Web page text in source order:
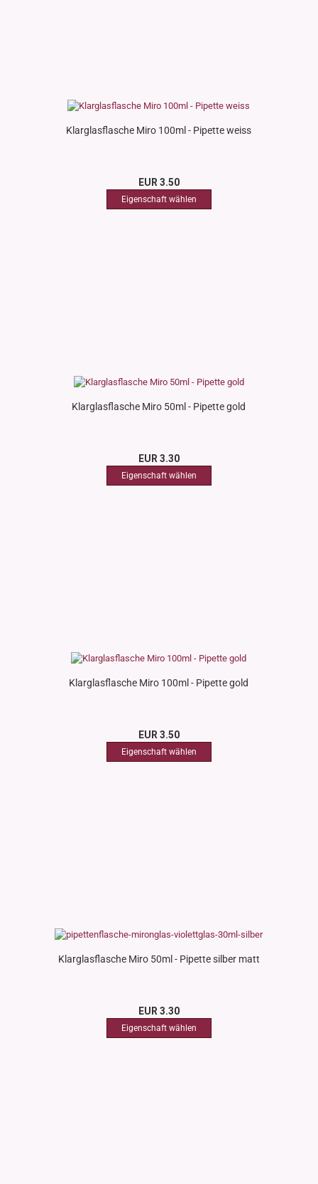
Klarglasflasche Miro 100ml - Pipette weiss
EUR 3.50
Klarglasflasche Miro 50ml - Pipette gold
EUR 3.30
Klarglasflasche Miro 100ml - Pipette gold
EUR 3.50
Klarglasflasche Miro 50ml - Pipette silber matt
EUR 3.30